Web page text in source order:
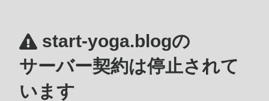
start-yoga.blogの
サーバー契約は停止されて
います